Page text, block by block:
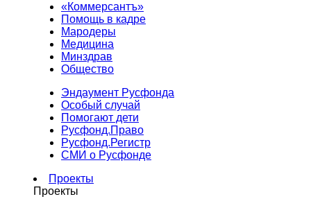
«Коммерсантъ»
Помощь в кадре
Мародеры
Медицина
Минздрав
Общество
Эндаумент Русфонда
Особый случай
Помогают дети
Русфонд.Право
Русфонд.Регистр
СМИ о Русфонде
Проекты
Проекты